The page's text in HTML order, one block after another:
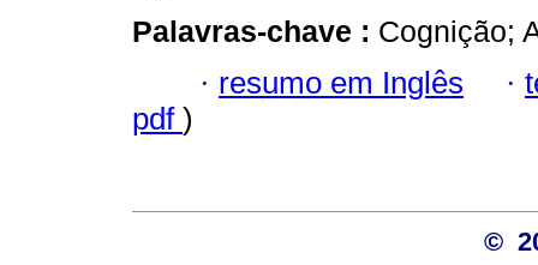
Palavras-chave : Cognição;
· resumo em Inglês ·
pdf )
©